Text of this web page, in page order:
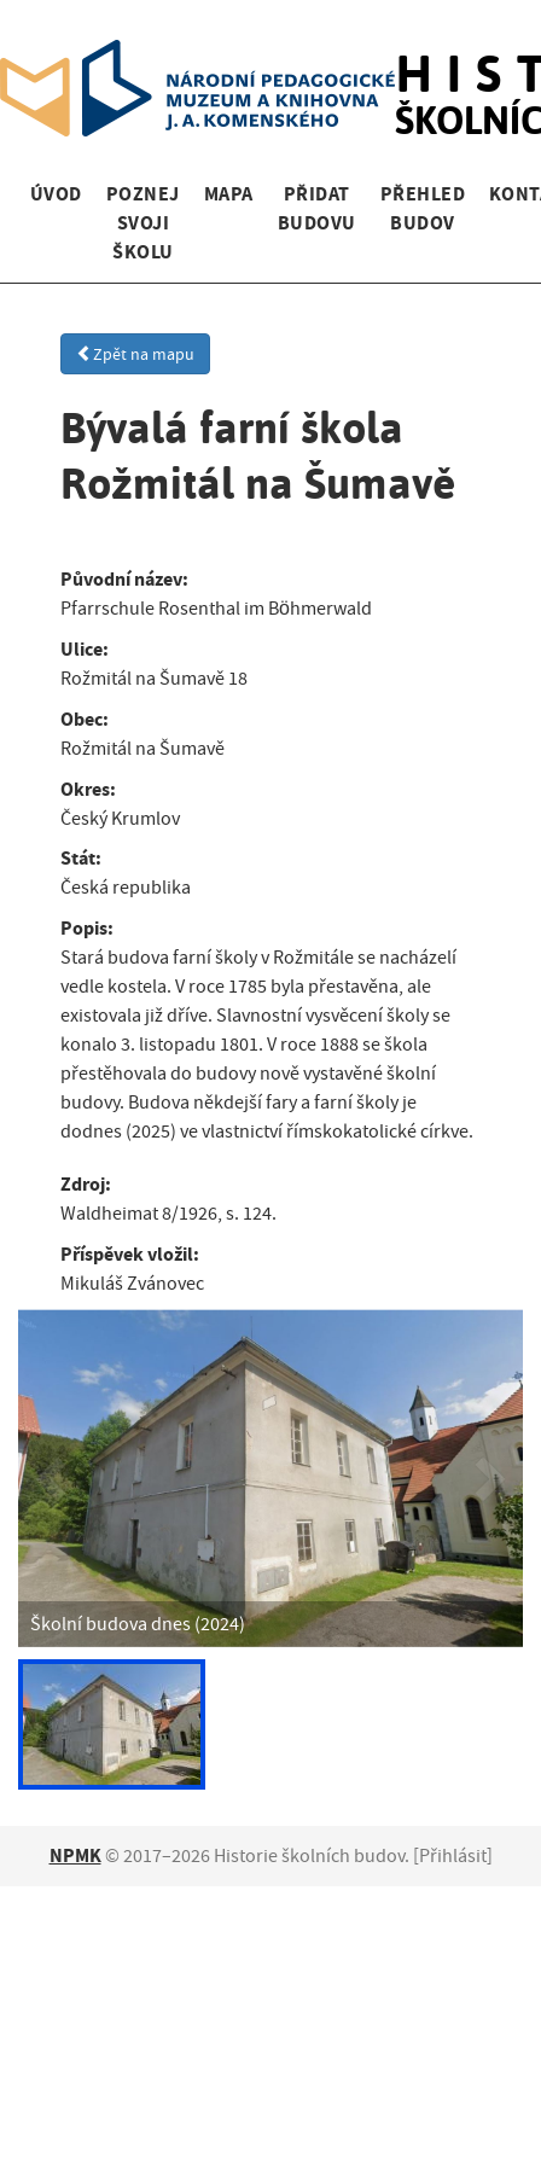
ÚVOD
POZNEJ
SVOJI
ŠKOLU
MAPA
PŘIDAT
BUDOVU
PŘEHLED
BUDOV
Zpět na mapu
Bývalá farní škola
Rožmitál na Šumavě
Původní název:
Pfarrschule Rosenthal im Böhmerwald
Ulice:
Rožmitál na Šumavě 18
Obec:
Rožmitál na Šumavě
Okres:
Český Krumlov
Stát:
Česká republika
Popis:
Stará budova farní školy v Rožmitále se nacházelí
vedle kostela. V roce 1785 byla přestavěna, ale
existovala již dříve. Slavnostní vysvěcení školy se
konalo 3. listopadu 1801. V roce 1888 se škola
přestěhovala do budovy nově vystavěné školní
budovy. Budova někdejší fary a farní školy je
dodnes (2025) ve vlastnictví římskokatolické církve.
Zdroj:
Waldheimat 8/1926, s. 124.
Příspěvek vložil:
Mikuláš Zvánovec
Školní budova dnes (2024)
NPMK© 2017–2026 Historie školních budov. [Přihlásit]